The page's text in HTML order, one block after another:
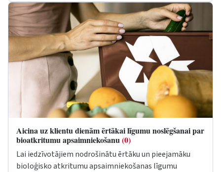
Aicina uz klientu dienām ērtākai līgumu noslēgšanai par
bioatkritumu apsaimniekošanu(0)
Lai iedzīvotājiem nodrošinātu ērtāku un pieejamāku
bioloģisko atkritumu apsaimniekošanas līgumu